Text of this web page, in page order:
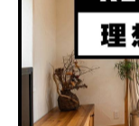
コンテナハウス
最近の投稿